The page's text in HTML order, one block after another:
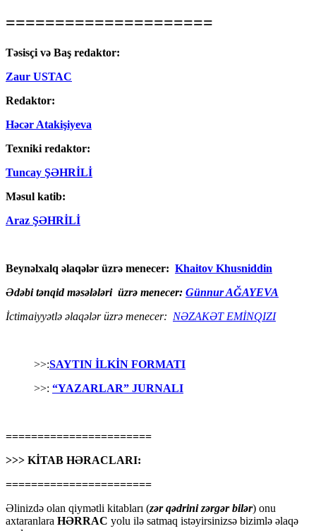
=====================
Təsisçi və Baş redaktor:
Zaur USTAC
Redaktor:
Həcər Atakişiyeva
Texniki redaktor:
Tuncay ŞƏHRİLİ
Məsul katib:
Araz ŞƏHRİLİ
Beynəlxalq əlaqələr üzrə menecer: Khaitov Khusniddin
Ədəbi tənqid məsələləri üzrə menecer: Günnur AĞAYEVA
İctimaiyyətlə əlaqələr üzrə menecer: NƏZAKƏT EMİNQIZI
>>:SAYTIN İLKİN FORMATI
>>: “YAZARLAR” JURNALI
=======================
>>> KİTAB HƏRACLARI:
=======================
Əlinizdə olan qiymətli kitabları (zər qədrini zərgər bilər) onu
axtaranlara HƏRRAC yolu ilə satmaq istəyirsinizsə bizimlə əlaqə